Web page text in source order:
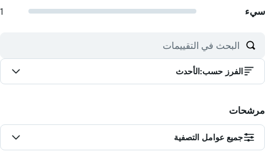
سيء
1
الفرز حسب:الأحدث
مرشحات
جميع عوامل التصفية